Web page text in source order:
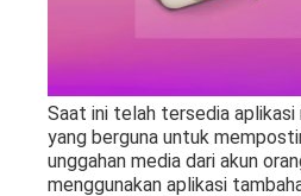
Saat ini telah tersedia
yang berguna untuk
unggahan media dari akun
menggunakan aplikasi